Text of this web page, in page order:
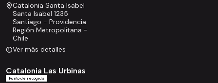
Catalonia Santa Isabel
Santa Isabel 1235
Santiago - Providencia
Región Metropolitana -
Chile
Ver más detalles
Catalonia Las Urbinas
Punto de recogida